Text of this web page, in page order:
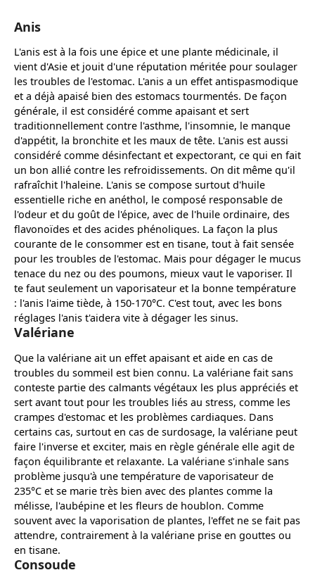
Anis
L'anis est à la fois une épice et une plante médicinale, il
vient d'Asie et jouit d'une réputation méritée pour soulager
les troubles de l'estomac. L'anis a un effet antispasmodique
et a déjà apaisé bien des estomacs tourmentés. De façon
générale, il est considéré comme apaisant et sert
traditionnellement contre l'asthme, l'insomnie, le manque
d'appétit, la bronchite et les maux de tête. L'anis est aussi
considéré comme désinfectant et expectorant, ce qui en fait
un bon allié contre les refroidissements. On dit même qu'il
rafraîchit l'haleine. L'anis se compose surtout d'huile
essentielle riche en anéthol, le composé responsable de
l'odeur et du goût de l'épice, avec de l'huile ordinaire, des
flavonoïdes et des acides phénoliques. La façon la plus
courante de le consommer est en tisane, tout à fait sensée
pour les troubles de l'estomac. Mais pour dégager le mucus
tenace du nez ou des poumons, mieux vaut le vaporiser. Il
te faut seulement un vaporisateur et la bonne température
: l'anis l'aime tiède, à 150-170°C. C'est tout, avec les bons
réglages l'anis t'aidera vite à dégager les sinus.
Valériane
Que la valériane ait un effet apaisant et aide en cas de
troubles du sommeil est bien connu. La valériane fait sans
conteste partie des calmants végétaux les plus appréciés et
sert avant tout pour les troubles liés au stress, comme les
crampes d'estomac et les problèmes cardiaques. Dans
certains cas, surtout en cas de surdosage, la valériane peut
faire l'inverse et exciter, mais en règle générale elle agit de
façon équilibrante et relaxante. La valériane s'inhale sans
problème jusqu'à une température de vaporisateur de
235°C et se marie très bien avec des plantes comme la
mélisse, l'aubépine et les fleurs de houblon. Comme
souvent avec la vaporisation de plantes, l'effet ne se fait pas
attendre, contrairement à la valériane prise en gouttes ou
en tisane.
Consoude